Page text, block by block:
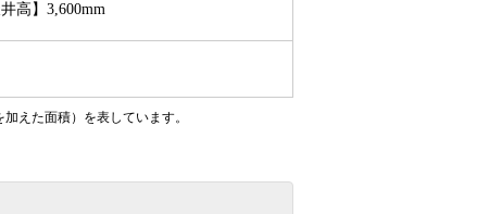
高】3,600mm
えた面積）を表しています。